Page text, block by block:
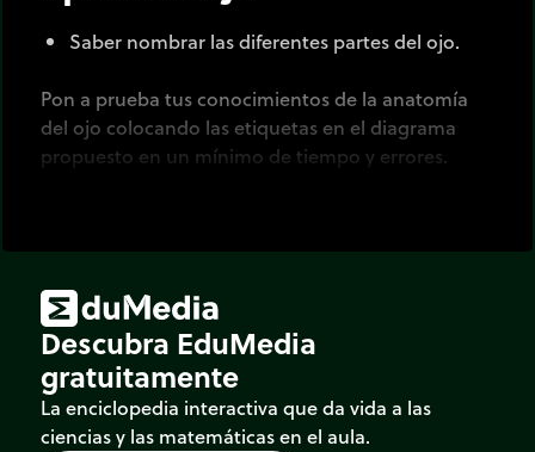
Saber nombrar las diferentes partes del ojo.
Pon a prueba tus conocimientos de la anatomía
del ojo colocando las etiquetas en el diagrama
propuesto en un mínimo de tiempo y errores.
Descubra EduMedia
gratuitamente
La enciclopedia interactiva que da vida a las
ciencias y las matemáticas en el aula.